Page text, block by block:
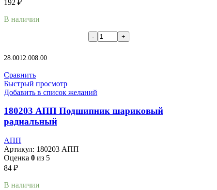
192 ₽
В наличии
28.0012.008.00
Сравнить
Быстрый просмотр
Добавить в список желаний
180203 АПП Подшипник шариковый
радиальный
АПП
Артикул: 180203 АПП
Оценка 0 из 5
84 ₽
В наличии